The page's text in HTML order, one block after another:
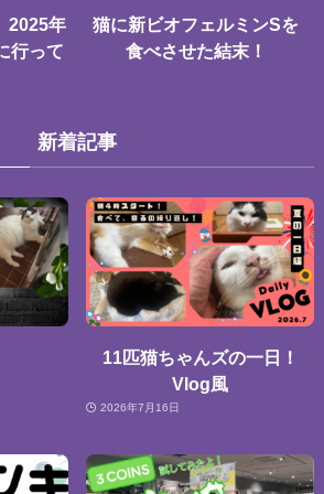
2025年
行って
猫に新ビオフェルミンSを
食べさせた結末！
新着記事
11匹猫ちゃんズの一日！
Vlog風
2026年7月16日